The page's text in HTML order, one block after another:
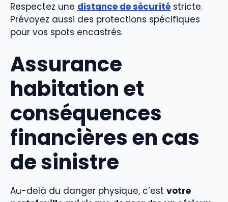
Respectez une distance de sécurité stricte.
Prévoyez aussi des protections spécifiques
pour vos spots encastrés.
Assurance
habitation et
conséquences
financières en cas
de sinistre
Au-delà du danger physique, c’est votre